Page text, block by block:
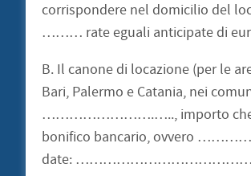
corrispondere nel domicilio
……… rate eguali anticipate
B. Il canone di locazione (per le
Bari, Palermo e Catania, nei
…………………….….., importo che il
bonifico bancario, ovvero
date: